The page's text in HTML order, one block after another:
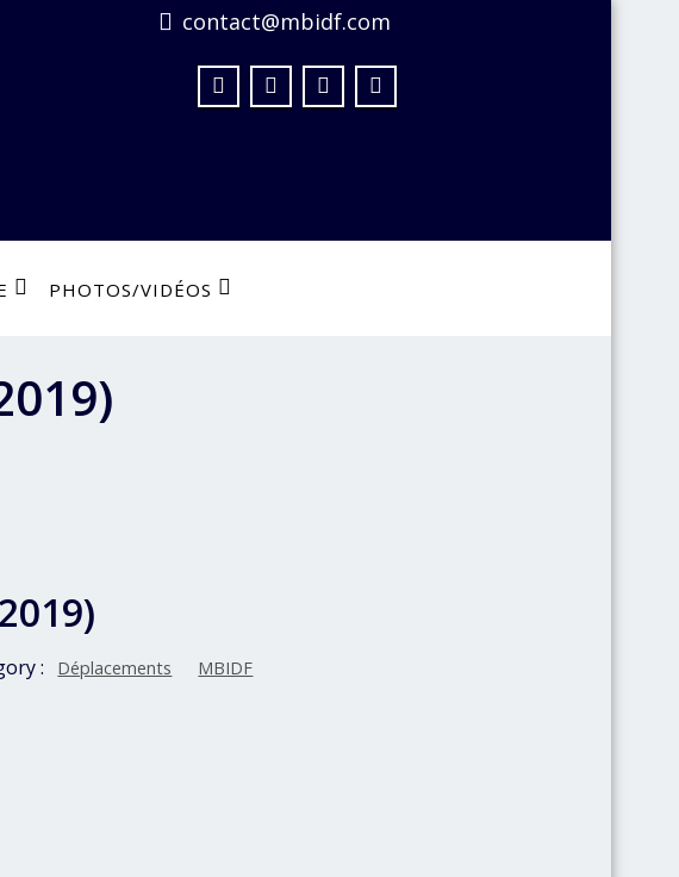
contact@mbidf.com
PHOTOS/VIDÉOS
: Déplacements MBIDF